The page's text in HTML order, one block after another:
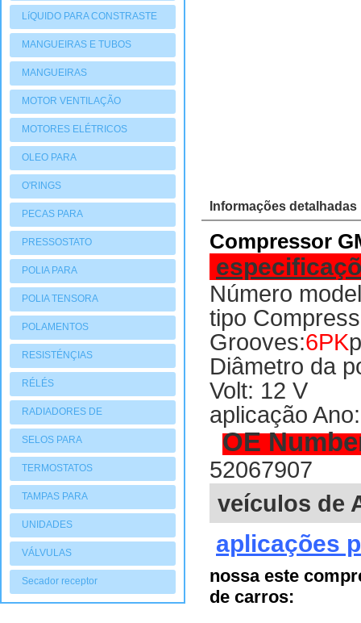
LíQUIDO PARA CONSTRASTE
MANGUEIRAS E TUBOS
MANGUEIRAS
MOTOR VENTILAÇÃO
MOTORES ELÉTRICOS
OLEO PARA
COMPRESSORES
O'RINGS
PECAS PARA
COMPRESSORES
PRESSOSTATO
POLIA PARA
COMPRESSORES
POLIA TENSORA
POLAMENTOS
RESISTÉNÇIAS
RÉLÉS
RADIADORES DE
AQUECIMENTO
SELOS PARA
COMPRESSORES
TERMOSTATOS
TAMPAS PARA
COMPRESSORES
UNIDADES
CONDENSADORAS
VÁLVULAS
Secador receptor
Informações detalhadas
Compressor
Número
tipo
Grooves:6PK
Diâmetro da
Volt: 12 V
aplicação Ano:
OE
52067907
veículos de
aplicações
nossa este
de carros: